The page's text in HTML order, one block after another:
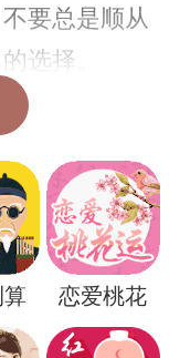
要总是顺从
选择。
着特别的象
绵羊也可能
上的困惑或
你，要审视
的方向和决
算 恋爱桃花